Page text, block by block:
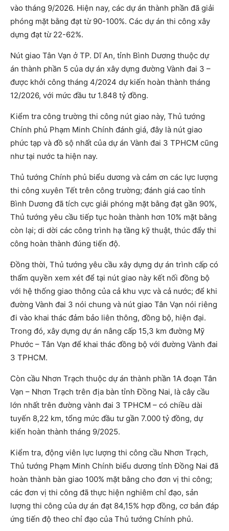
vào tháng 9/2026. Hiện nay, các dự án thành phần đã giải
phóng mặt bằng đạt từ 90-100%. Các dự án thi công xây
dựng đạt từ 22-62%.
Nút giao Tân Vạn ở TP. Dĩ An, tỉnh Bình Dương thuộc dự
án thành phần 5 của dự án xây dựng đường Vành đai 3 –
được khởi công tháng 4/2024 dự kiến hoàn thành tháng
12/2026, với mức đầu tư 1.848 tỷ đồng.
Kiểm tra công trường thi công nút giao này, Thủ tướng
Chính phủ Phạm Minh Chính đánh giá, đây là nút giao
phức tạp và đồ sộ nhất của dự án Vành đai 3 TPHCM cũng
như tại nước ta hiện nay.
Thủ tướng Chính phủ biểu dương và cảm ơn các lực lượng
thi công xuyên Tết trên công trường; đánh giá cao tỉnh
Bình Dương đã tích cực giải phóng mặt bằng đạt gần 90%,
Thủ tướng yêu cầu tiếp tục hoàn thành hơn 10% mặt bằng
còn lại; di dời các công trình hạ tầng kỹ thuật, thúc đẩy thi
công hoàn thành đúng tiến độ.
Đồng thời, Thủ tướng yêu cầu xây dựng dự án trình cấp có
thẩm quyền xem xét để tại nút giao này kết nối đồng bộ
với hệ thống giao thông của cả khu vực và cả nước; để khi
đường Vành đai 3 nói chung và nút giao Tân Vạn nói riêng
đi vào khai thác đảm bảo liên thông, đồng bộ, hiện đại.
Trong đó, xây dựng dự án nâng cấp 15,3 km đường Mỹ
Phước – Tân Vạn để khai thác đồng bộ với đường Vành đai
3 TPHCM.
Còn cầu Nhơn Trạch thuộc dự án thành phần 1A đoạn Tân
Vạn – Nhơn Trạch trên địa bàn tỉnh Đồng Nai, là cây cầu
lớn nhất trên đường vành đai 3 TPHCM – có chiều dài
tuyến 8,22 km, tổng mức đầu tư gần 7.000 tỷ đồng, dự
kiến hoàn thành tháng 9/2025.
Kiểm tra, động viên lực lượng thi công cầu Nhơn Trạch,
Thủ tướng Phạm Minh Chính biểu dương tỉnh Đồng Nai đã
hoàn thành bàn giao 100% mặt bằng cho đơn vị thi công;
các đơn vị thi công đã thực hiện nghiêm chỉ đạo, sản
lượng thi công của dự án đạt 84,15% hợp đồng, cơ bản đáp
ứng tiến độ theo chỉ đạo của Thủ tướng Chính phủ.